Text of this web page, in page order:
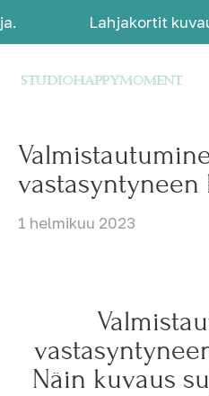
Lahjakortit kuvauksiin.
vastasyntyneen
1 helmikuu 2023
Näin kuvaus